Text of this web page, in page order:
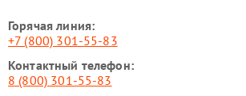
Горячая линия:
+7 (800) 301-55-83
Контактный телефон:
8 (800) 301-55-83